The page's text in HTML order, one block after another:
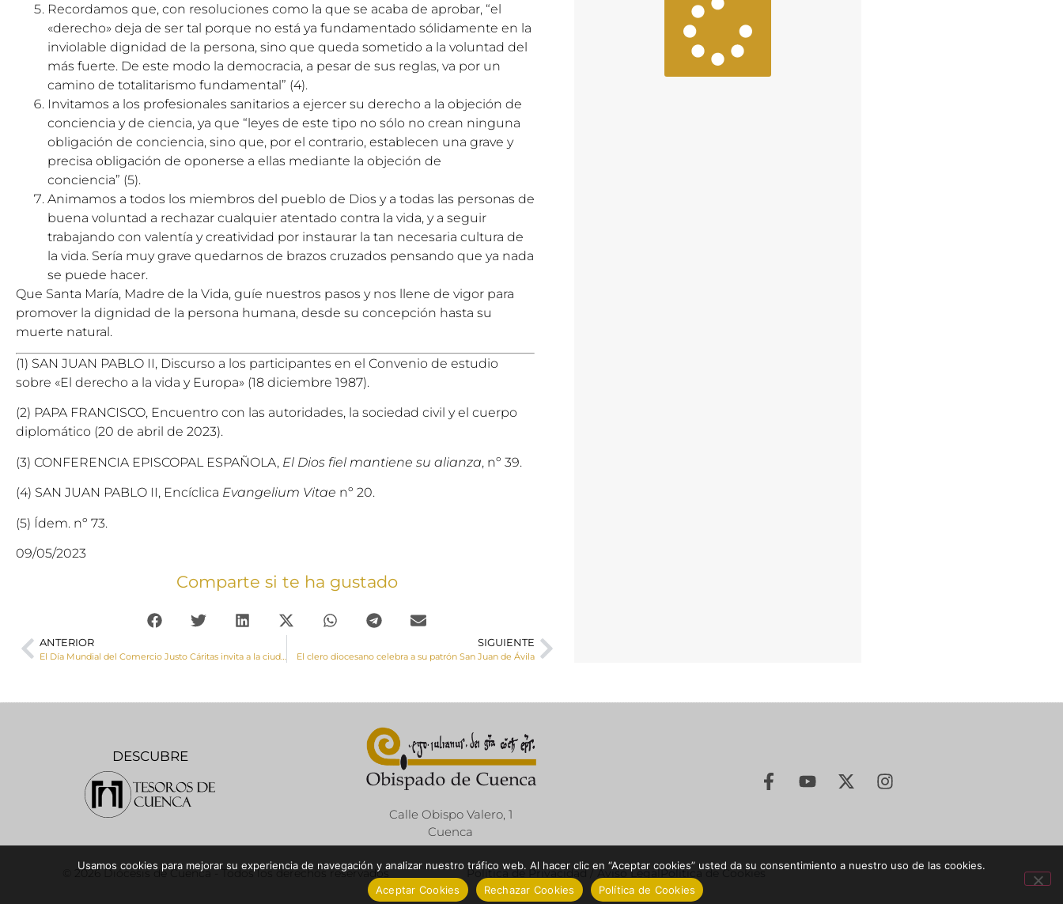
Recordamos que, con resoluciones como la que se acaba de aprobar, “el
«derecho» deja de ser tal porque no está ya fundamentado sólidamente en la
inviolable dignidad de la persona, sino que queda sometido a la voluntad del
más fuerte. De este modo la democracia, a pesar de sus reglas, va por un
camino de totalitarismo fundamental” (4).
Invitamos a los profesionales sanitarios a ejercer su derecho a la objeción de
conciencia y de ciencia, ya que “leyes de este tipo no sólo no crean ninguna
obligación de conciencia, sino que, por el contrario, establecen una grave y
precisa obligación de oponerse a ellas mediante la objeción de
conciencia” (5).
Animamos a todos los miembros del pueblo de Dios y a todas las personas de
buena voluntad a rechazar cualquier atentado contra la vida, y a seguir
trabajando con valentía y creatividad por instaurar la tan necesaria cultura de
la vida. Sería muy grave quedarnos de brazos cruzados pensando que ya nada
se puede hacer.
Que Santa María, Madre de la Vida, guíe nuestros pasos y nos llene de vigor para
promover la dignidad de la persona humana, desde su concepción hasta su
muerte natural.
(1) SAN JUAN PABLO II, Discurso a los participantes en el Convenio de estudio
sobre «El derecho a la vida y Europa» (18 diciembre 1987).
(2) PAPA FRANCISCO, Encuentro con las autoridades, la sociedad civil y el cuerpo
diplomático (20 de abril de 2023).
(3) CONFERENCIA EPISCOPAL ESPAÑOLA, El Dios fiel mantiene su alianza, nº 39.
(4) SAN JUAN PABLO II, Encíclica Evangelium Vitae nº 20.
(5) Ídem. nº 73.
09/05/2023
Comparte si te ha gustado
ANTERIOR SIGUIENTE
El clero diocesano celebra a su patrón San Juan de Ávila
DESCUBRE
Calle Obispo Valero, 1
Cuenca
© 2026 Diócesis de Cuenca - Todos los derechos reservados Política de Privacidad / Aviso LegalPolítica de Cookies
Usamos cookies para mejorar su experiencia de navegación y analizar nuestro tráfico web. Al hacer clic en “Aceptar cookies” usted da su consentimiento a nuestro uso de las cookies.
Aceptar Cookies
Rechazar Cookies Política de Cookies